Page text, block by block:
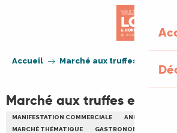
Accueil Marché aux truffes et
Marché aux truffes et
MANIFESTATION COMMERCIALE
ANIMATION
MARCHÉ THÉMATIQUE
GASTRONOMIE